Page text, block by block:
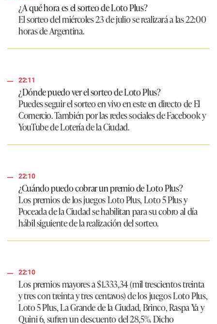
¿A qué hora es el sorteo de Loto Plus?
El sorteo del miércoles 23 de julio se realizará a las 22:00
horas de Argentina.
22:11
¿Dónde puedo ver el sorteo de Loto Plus?
Puedes seguir el sorteo en vivo en este en directo deEl
Comercio. También por las redes sociales deFacebook y
YouTube de Lotería de la Ciudad.
22:10
¿Cuándo puedo cobrar un premio de Loto Plus?
Los premios de los juegos Loto Plus, Loto 5 Plus y
Poceada de la Ciudad se habilitan para su cobro al día
hábil siguiente de la realización del sorteo.
22:10
Los premios mayores a $1.333,34 (mil trescientos treinta
y tres con treinta y tres centavos) de los juegos Loto Plus,
Loto 5 Plus, La Grande de la Ciudad, Brinco, Raspa Ya y
Quini 6, sufren un descuento del 28,5%. Dicho